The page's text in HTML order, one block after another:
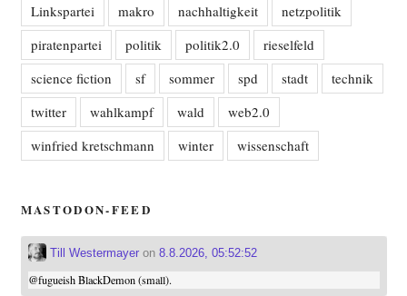
Linkspartei
makro nachhaltigkeit
netzpolitik
piratenpartei
politik politik2.0
rieselfeld
science fiction
sf sommer spd stadt
technik
twitter
wahlkampf wald
web2.0
winfried kretschmann
winter wissenschaft
MASTODON-FEED
Till Westermayeron 8.8.2026, 05:52:52
@fugueishBlackDemon (small).